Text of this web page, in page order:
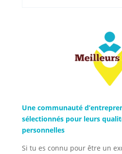
Une communauté
sélectionnés pour leurs
personnelles
Si tu es connu pour être un